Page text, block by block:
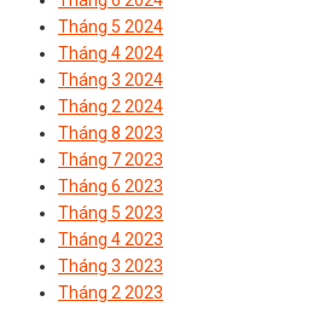
Tháng 5 2024
Tháng 4 2024
Tháng 3 2024
Tháng 2 2024
Tháng 8 2023
Tháng 7 2023
Tháng 6 2023
Tháng 5 2023
Tháng 4 2023
Tháng 3 2023
Tháng 2 2023